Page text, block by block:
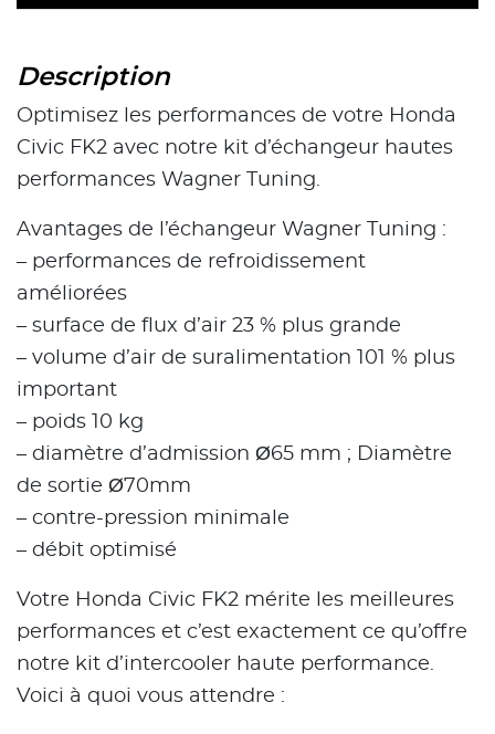
Description
Optimisez les performances de votre Honda
Civic FK2 avec notre kit d’échangeur hautes
performances Wagner Tuning.
Avantages de l’échangeur Wagner Tuning :
– performances de refroidissement
améliorées
– surface de flux d’air 23 % plus grande
– volume d’air de suralimentation 101 % plus
important
– poids 10 kg
– diamètre d’admission Ø65 mm ; Diamètre
de sortie Ø70mm
– contre-pression minimale
– débit optimisé
Votre Honda Civic FK2 mérite les meilleures
performances et c’est exactement ce qu’offre
notre kit d’intercooler haute performance.
Voici à quoi vous attendre :